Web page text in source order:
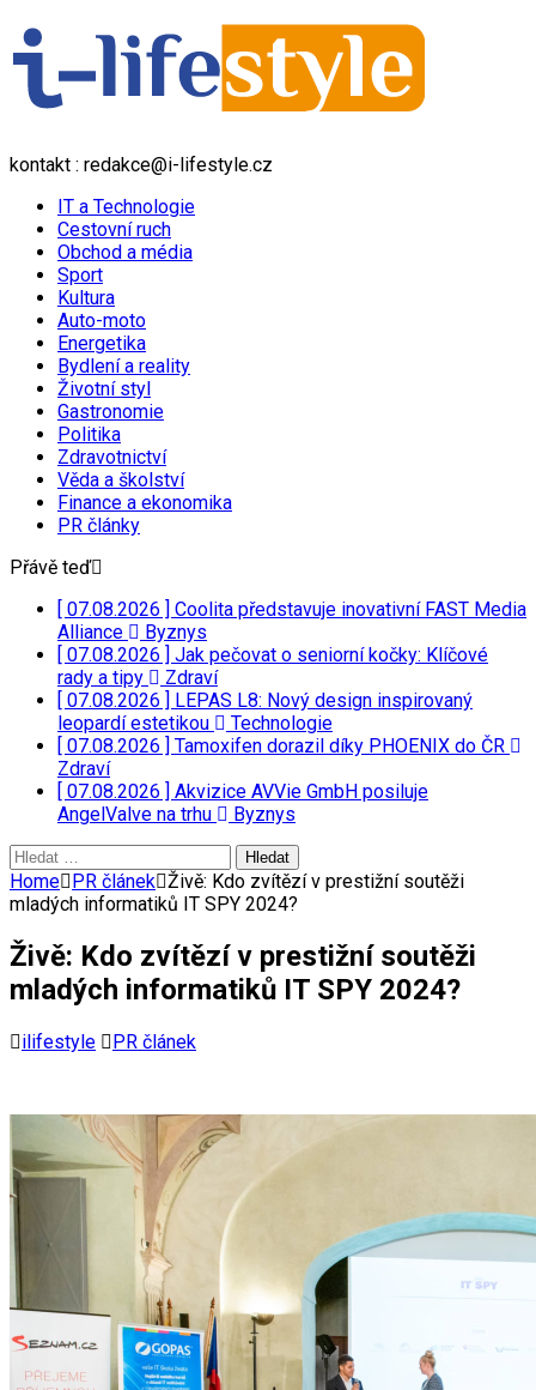
kontakt : redakce@i-lifestyle.cz
IT a Technologie
Cestovní ruch
Obchod a média
Sport
Kultura
Auto-moto
Energetika
Bydlení a reality
Životní styl
Gastronomie
Politika
Zdravotnictví
Věda a školství
Finance a ekonomika
PR články
Přávě teď
[ 07.08.2026 ] Coolita představuje inovativní FAST Media
Alliance
Byznys
[ 07.08.2026 ] Jak pečovat o seniorní kočky: Klíčové
rady a tipy
Zdraví
[ 07.08.2026 ] LEPAS L8: Nový design inspirovaný
leopardí estetikou
Technologie
[ 07.08.2026 ] Tamoxifen dorazil díky PHOENIX do ČR
Zdraví
[ 07.08.2026 ] Akvizice AVVie GmbH posiluje
AngelValve na trhu
Byznys
Vyhledávání
Home PR článek Živě: Kdo zvítězí v prestižní soutěži
mladých informatiků IT SPY 2024?
Živě: Kdo zvítězí v prestižní soutěži
mladých informatiků IT SPY 2024?
ilifestyle PR článek